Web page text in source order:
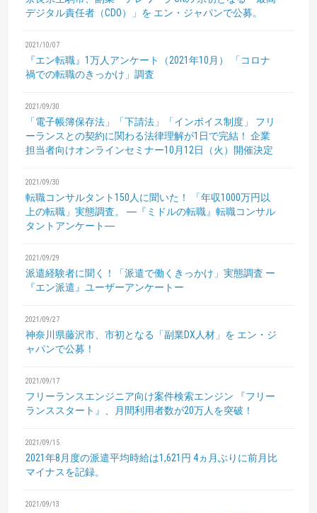
デジタル責任者（CDO）」を エン・ジャパンで公募。
2021/10/07
『エン転職』1万人アンケート（2021年10月）
「コロナ
禍での転職のきっかけ」調査
2021/09/30
「電子帳簿保存法」「下請法」「インボイス制度」 フリ
ーランスとの契約に関わる法律理解が1日で完結！ 企業
担当者向けオンラインセミナー10月12日（火）開催決定
2021/09/30
転職コンサルタント150人に聞いた！
「年収1000万円以
上の転職」実態調査。
―『ミドルの転職』転職コンサル
タントアンケート―
2021/09/29
派遣経験者に聞く！「派遣で働くきっかけ」実態調査 ー
『エン派遣』ユーザーアンケートー
2021/09/27
神奈川県藤沢市、市初となる「副業DX人材」を エン・ジ
ャパンで公募！
2021/09/17
フリーランスエンジニア向け案件検索エンジン 『フリー
ランススタート』、月間利用者数が20万人を突破！
2021/09/15
2021年8月度の派遣平均時給は1,621円 4ヵ月ぶりに前月比
マイナスを記録。
2021/09/13